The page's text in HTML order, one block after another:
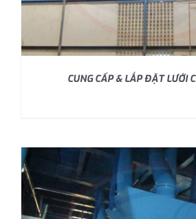
CUNG CẤP & LẮP ĐẶT LƯỚI